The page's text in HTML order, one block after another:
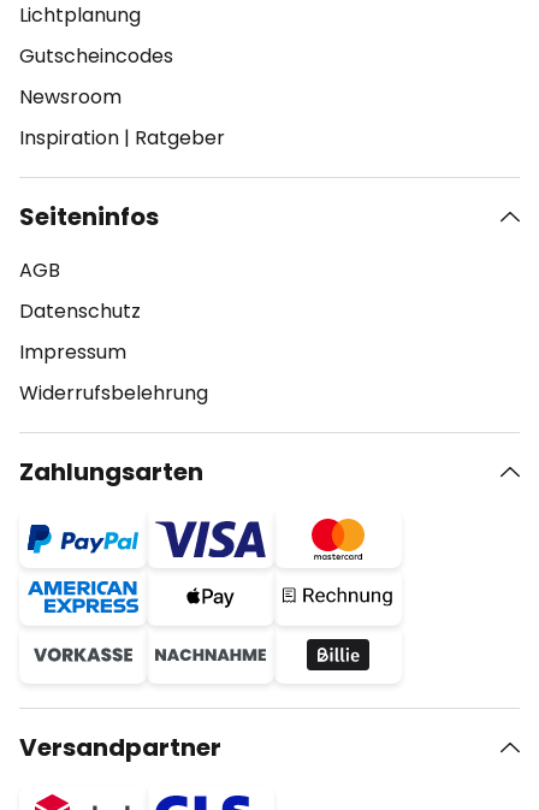
Lichtplanung
Gutscheincodes
Newsroom
Inspiration | Ratgeber
Seiteninfos
AGB
Datenschutz
Impressum
Widerrufsbelehrung
Zahlungsarten
Versandpartner